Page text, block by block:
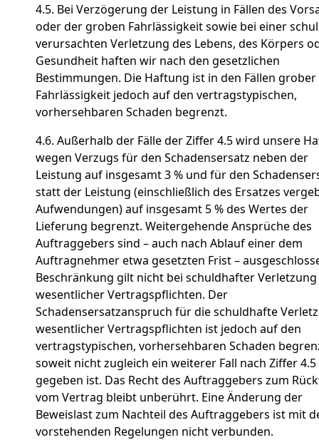
4.5. Bei Verzögerung der Leistung in Fällen des
oder der groben Fahrlässigkeit sowie bei einer
verursachten Verletzung des Lebens, des Körpers
Gesundheit haften wir nach den gesetzlichen
Bestimmungen. Die Haftung ist in den Fällen grober
Fahrlässigkeit jedoch auf den vertragstypischen,
vorhersehbaren Schaden begrenzt.
4.6. Außerhalb der Fälle der Ziffer 4.5 wird unsere
wegen Verzugs für den Schadensersatz neben der
Leistung auf insgesamt 3 % und für den
statt der Leistung (einschließlich des Ersatzes
Aufwendungen) auf insgesamt 5 % des Wertes der
Lieferung begrenzt. Weitergehende Ansprüche des
Auftraggebers sind – auch nach Ablauf einer dem
Auftragnehmer etwa gesetzten Frist –
Beschränkung gilt nicht bei schuldhafter Verletzung
wesentlicher Vertragspflichten. Der
Schadensersatzanspruch für die schuldhafte
wesentlicher Vertragspflichten ist jedoch auf den
vertragstypischen, vorhersehbaren Schaden
soweit nicht zugleich ein weiterer Fall nach Ziffer 4.5
gegeben ist. Das Recht des Auftraggebers zum
vom Vertrag bleibt unberührt. Eine Änderung der
Beweislast zum Nachteil des Auftraggebers ist mit
vorstehenden Regelungen nicht verbunden.